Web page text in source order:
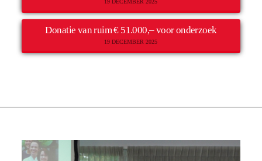
19 DECEMBER 2025
Donatie van ruim € 51.000,– voor onderzoek
19 DECEMBER 2025